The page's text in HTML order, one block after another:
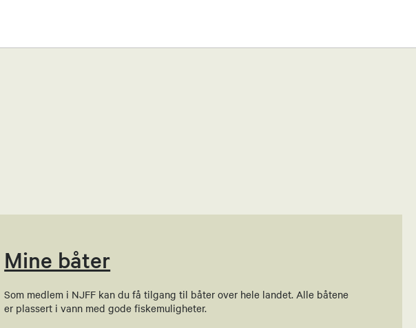
Mine båter
Som medlem i NJFF kan du få tilgang til båter over hele landet. Alle båtene
er plassert i vann med gode fiskemuligheter.